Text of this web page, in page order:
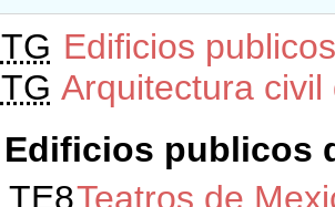
TG Edificios
TG Arquitectura civil
Edificios publicos
TE8Teatros de